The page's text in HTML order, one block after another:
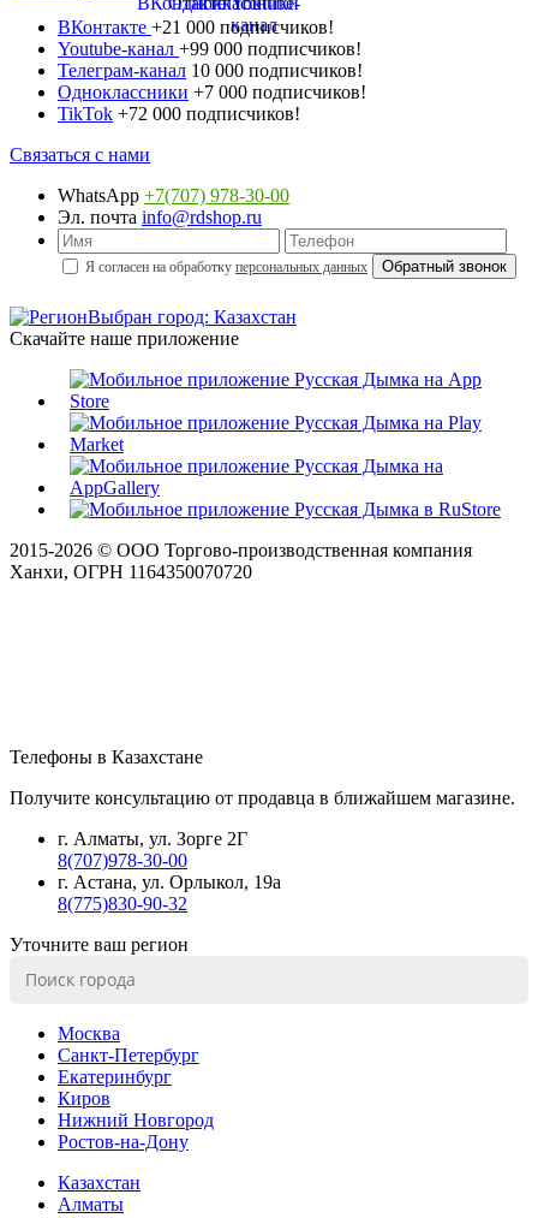
ВКонтакте +21 000 подписчиков!
Youtube-канал +99 000 подписчиков!
Телеграм-канал 10 000 подписчиков!
Одноклассники +7 000 подписчиков!
TikTok +72 000 подписчиков!
Связаться с нами
WhatsApp +7(707) 978-30-00
Эл. почта info@rdshop.ru
Я согласен на обработку персональных данных
Выбран город: Казахстан
Скачайте наше приложение
2015-2026 © ООО Торгово-производственная компания
Ханхи, ОГРН 1164350070720
Телефоны в Казахстане
Получите консультацию от продавца в ближайшем магазине.
г. Алматы, ул. Зорге 2Г
8(707)978-30-00
г. Астана, ул. Орлыкол, 19а
8(775)830-90-32
Уточните ваш регион
Москва
Санкт-Петербург
Екатеринбург
Киров
Нижний Новгород
Ростов-на-Дону
Казахстан
Алматы